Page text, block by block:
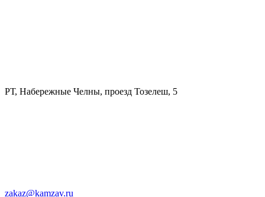
РТ, Набережные Челны, проезд Тозелеш, 5
zakaz@kamzav.ru